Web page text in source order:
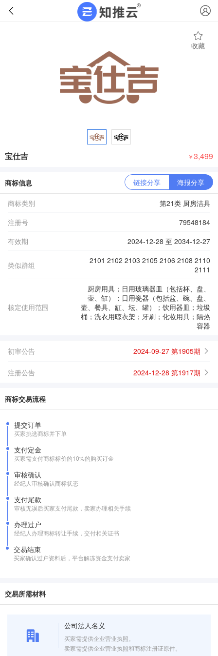
收藏
宝仕吉 ￥3,499
商标信息 链接分享 海报分享
商标类别
第21类 厨房洁具
注册号
79548184
有效期
2024-12-28 至 2034-12-27
类似群组
2101 2102 2103 2105 2106 2108 2110
2111
核定使用范围
厨房用具；日用玻璃器皿（包括杯、盘、
壶、缸）；日用瓷器（包括盆、碗、盘、
壶、餐具、缸、坛、罐）；饮用器皿；垃圾
桶；洗衣用晾衣架；牙刷；化妆用具；隔热
容器
初审公告 2024-09-27 第1905期
注册公告 2024-12-28 第1917期
商标交易流程
提交订单
买家挑选商标并下单
支付定金
买家需支付商标标价的10%的购买订金
审核确认
经纪人审核确认商标状态
支付尾款
审核无误后买家支付尾款，卖家办理相关手续
办理过户
经纪人办理商标转让手续，交付相关证书
交易结束
买家确认过户资料后，平台解冻资金支付卖家
交易所需材料
公司法人名义
买家需提供企业营业执照。
卖家需提供企业营业执照和商标注册证原件。